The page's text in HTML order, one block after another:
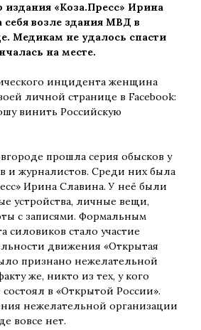
издания «Коза.Пресс» Ирина
возле здания МВД в
Медикам не удалось спасти
на месте.
инцидента женщина
личной странице в Facebook:
винить Российскую
прошла серия обысков у
и журналистов. Среди них была
Ирина Славина. У неё были
устройства, личные вещи,
с записями. Формальным
силовиков стало участие
движения «Открытая
признано нежелательной
же, никто из тех, у кого
в «Открытой России».
нежелательной организации
вовсе нет.